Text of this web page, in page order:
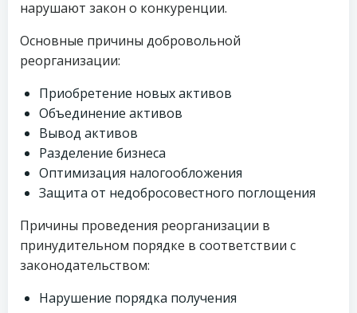
нарушают закон о конкуренции.
Основные причины добровольной
реорганизации:
Приобретение новых активов
Объединение активов
Вывод активов
Разделение бизнеса
Оптимизация налогообложения
Защита от недобросовестного поглощения
Причины проведения реорганизации в
принудительном порядке в соответствии с
законодательством:
Нарушение порядка получения